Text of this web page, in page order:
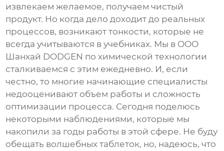
извлекаем желаемое, получаем чистый
продукт. Но когда дело доходит до реальных
процессов, возникают тонкости, которые не
всегда учитываются в учебниках. Мы в ООО
Шанхай DODGEN по химической технологии
сталкиваемся с этим ежедневно. И, если
честно, то многие начинающие специалисты
недооценивают объем работы и сложность
оптимизации процесса. Сегодня поделюсь
некоторыми наблюдениями, которые мы
накопили за годы работы в этой сфере. Не буду
обещать волшебных таблеток, но, надеюсь, что